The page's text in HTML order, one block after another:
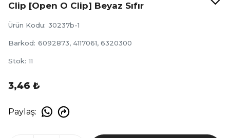
Clip [Open O Clip] Beyaz Sıfır
Ürün Kodu: 30237b-1
Barkod: 6092873, 4117061, 6320300
Stok: 11
3,46 ₺
Paylaş: